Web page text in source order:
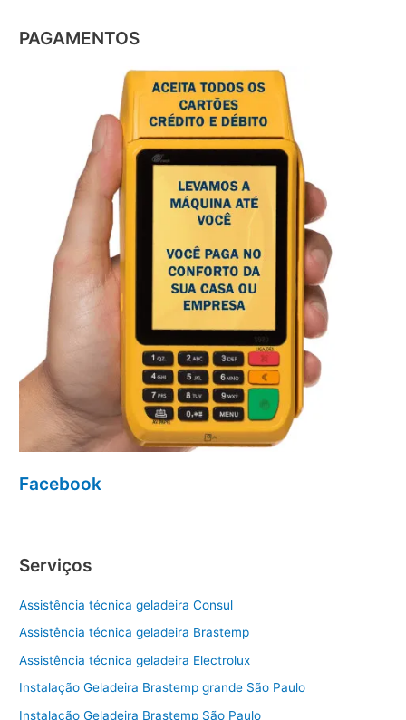
PAGAMENTOS
Facebook
Serviços
Assistência técnica geladeira Consul
Assistência técnica geladeira Brastemp
Assistência técnica geladeira Electrolux
Instalação Geladeira Brastemp grande São Paulo
Instalação Geladeira Brastemp São Paulo